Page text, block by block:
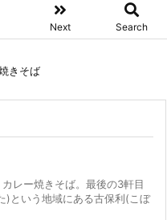
Next Search
きそば
レー焼きそば。最後の3軒目
)という地域にある古保利(こぼ